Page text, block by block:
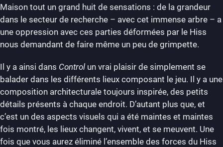
Maison tout un grand huit de sensations : de la grandeur
dans le secteur de recherche – avec cet immense arbre – a
une oppression avec ces parties déformées par le Hiss
nous demandant de faire même un peu de grimpette.
Il y a ainsi dans Control un vrai plaisir de simplement se
balader dans les différents lieux composant le jeu. Il y a une
composition architecturale toujours inspirée, des petits
détails présents à chaque endroit. D’autant plus que, et
c’est un des aspects visuels qui a été maintes et maintes
fois montré, les lieux changent, vivent, et se meuvent. Une
fois que vous aurez éliminé l’ensemble des forces du Hiss